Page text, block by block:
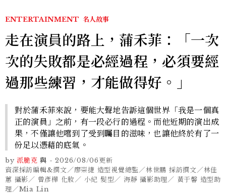
ENTERTAINMENT 名人故事
走在演員的路上，蒲禾菲：「一次
次的失敗都是必經過程，必須要經
過那些練習，才能做得好。」
對於蒲禾菲來說，要能大聲地告訴這個世界「我是一個真
正的演員」之前，有一段必行的過程。而他近期的演出成
果，不僅讓他嚐到了受到矚目的滋味，也讓他終於有了一
份足以憑藉的底氣。
by 派脆克 與 -2026/08/06更新
資深採訪編輯&撰文／廖崇捷 造型視覺總監／林世鵬 採訪撰文／林佳
蕙 攝影／ 曾彥樺 化妝／ 小紀 髮型／ 海靜 攝影助理／ 黃于馨 造型助
理／Mia Lin